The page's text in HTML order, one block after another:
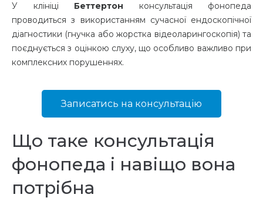
У клініці Беттертон консультація фонопеда
проводиться з використанням сучасної ендоскопічної
діагностики (гнучка або жорстка відеоларингоскопія) та
поєднується з оцінкою слуху, що особливо важливо при
комплексних порушеннях.
Записатись на консультацію
Що таке консультація
фонопеда і навіщо вона
потрібна